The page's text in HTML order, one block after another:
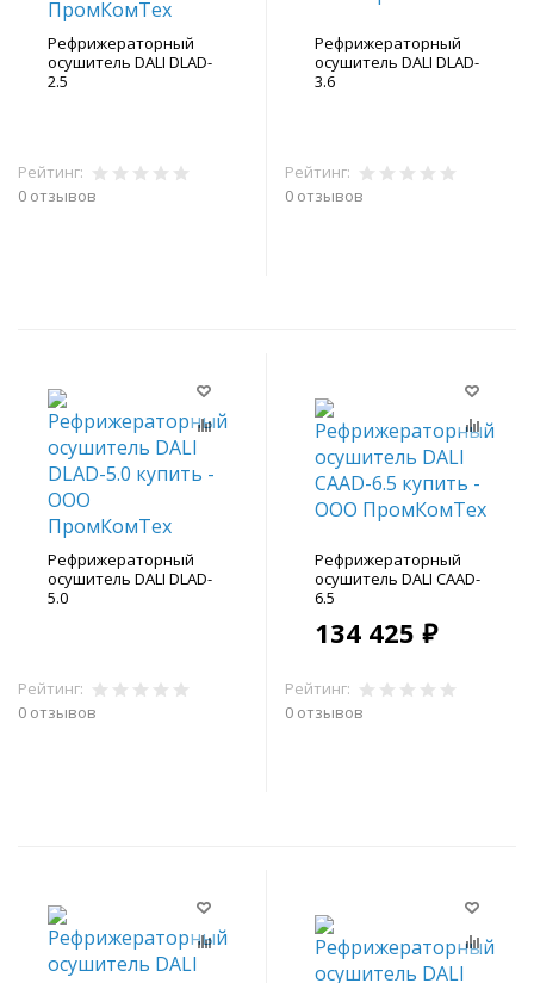
Рефрижераторный
осушитель DALI DLAD-
2.5
Рейтинг:
0 отзывов
Рефрижераторный
осушитель DALI DLAD-
3.6
Рейтинг:
0 отзывов
Рефрижераторный
осушитель DALI DLAD-
5.0
Рейтинг:
0 отзывов
Рефрижераторный
осушитель DALI CAAD-
6.5
134 425 ₽
Рейтинг:
0 отзывов